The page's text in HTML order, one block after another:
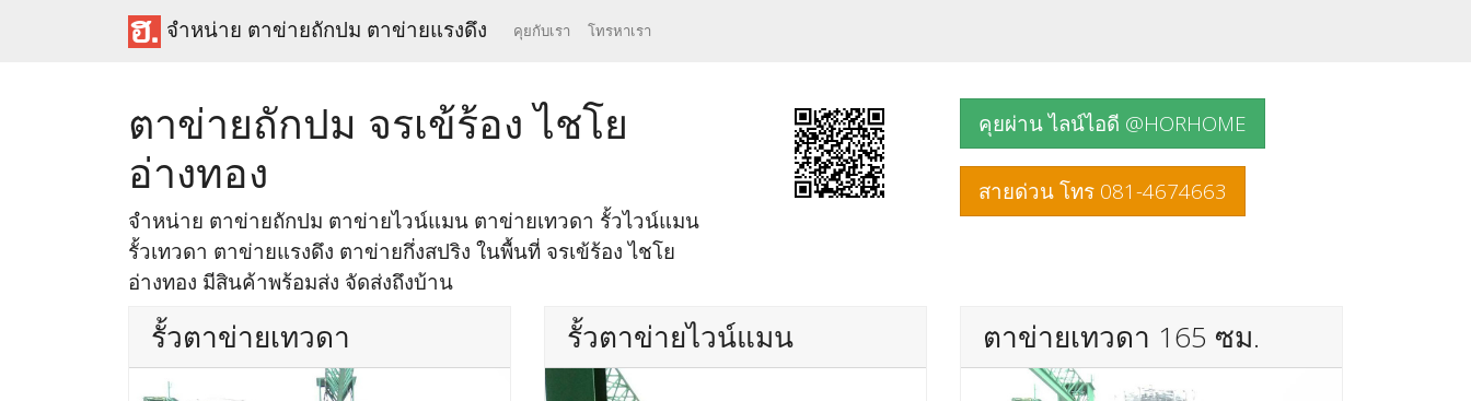
จำหน่าย ตาข่ายถักปม ตาข่ายแรงดึง คุยกับเรา โทรหาเรา
ตาข่ายถักปม จรเข้ร้อง ไชโย
อ่างทอง
จำหน่าย ตาข่ายถักปม ตาข่ายไวน์แมน ตาข่ายเทวดา รั้วไวน์แมน
รั้วเทวดา ตาข่ายแรงดึง ตาข่ายกึ่งสปริง ในพื้นที่ จรเข้ร้อง ไชโย
อ่างทอง มีสินค้าพร้อมส่ง จัดส่งถึงบ้าน
คุยผ่าน ไลน์ไอดี @HORHOME
สายด่วน โทร 081-4674663
รั้วตาข่ายเทวดา รั้วตาข่ายไวน์แมน ตาข่ายเทวดา 165 ซม.